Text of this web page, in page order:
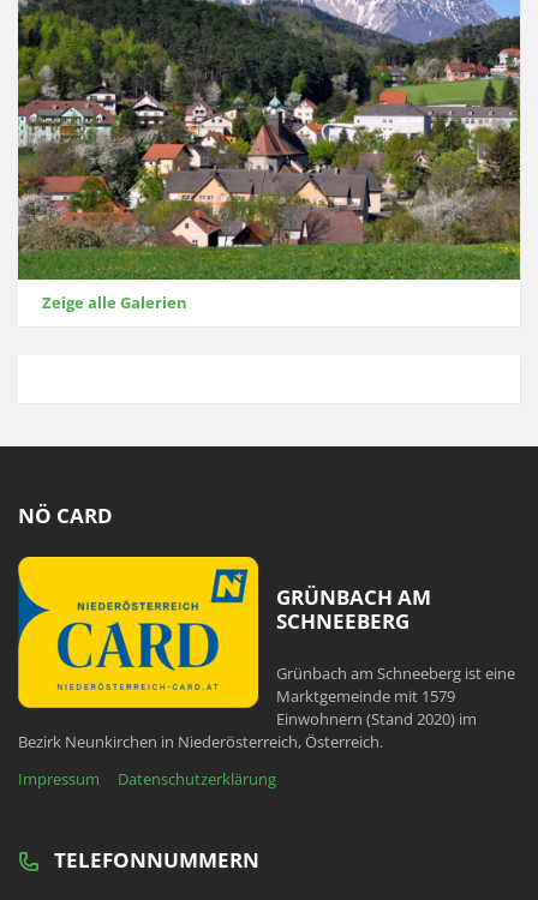
Zeige alle Galerien
NÖ CARD
GRÜNBACH AM
SCHNEEBERG
Grünbach am Schneeberg ist eine
Marktgemeinde mit 1579
Einwohnern (Stand 2020) im
Bezirk Neunkirchen in Niederösterreich, Österreich.
Impressum
Datenschutzerklärung
TELEFONNUMMERN